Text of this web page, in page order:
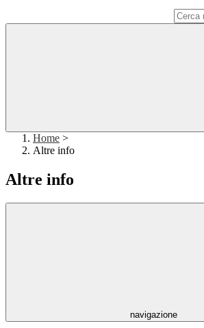
Home >
Altre info
Altre info
navigazione